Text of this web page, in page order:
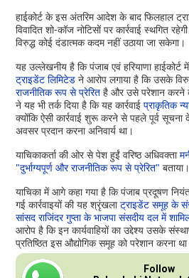
हाईकोर्ट के इस अंतरिम आदेश के बाद फिलहाल
विवादित शो-कॉज नोटिसों पर कार्रवाई स्थगित
विरुद्ध कोई दंडात्मक कदम नहीं उठाया जा सकेगा।
यह उल्लेखनीय है कि पंजाब एवं हरियाणा हाईकोर्ट
ट्राइडेंट लिमिटेड ने आरोप लगाया है कि उसके
राजनीतिक रूप से प्रेरित है और उसे परेशान करने
ने यह भी तर्क दिया है कि यह कार्रवाईप्राकृतिक
क्योंकि ऐसी कार्रवाई शुरू करने से पहले पूर्व
अवसर प्रदान करना अनिवार्य था।
याचिकाकर्ता की ओर से पेश हुईं वरिष्ठ अधिवक्ता
"दुर्भाग्यपूर्ण और राजनीतिक रूप से प्रेरित" बताया।
याचिका में आगे कहा गया है कि पंजाब प्रदूषण
गई कार्रवाइयों की यह श्रृंखलाट्राइडेंट समूह के
सांसद राजिंदर गुप्ता के भाजपा संसदीय दल में
आरोप है कि इन कार्यवाहियों का उद्देश्य उसके
प्रतिष्ठित इस औद्योगिक समूह को परेशान करना
Follow